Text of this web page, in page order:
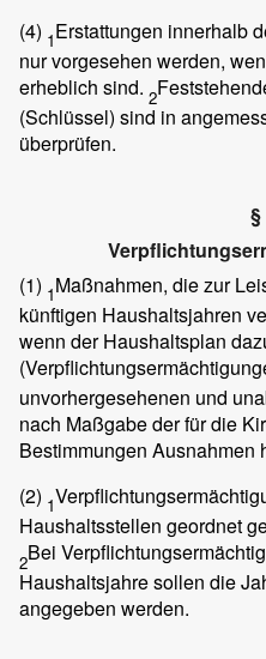
(4) 1Erstattungen innerhalb
nur vorgesehen werden,
erheblich sind. 2
(Schlüssel) sind in
überprüfen.
§
(1) 1Maßnahmen, die zur
künftigen Haushaltsjahren
wenn der Haushaltsplan
unvorhergesehenen und
nach Maßgabe der für die
Bestimmungen Ausnahmen
(2) 1
Haushaltsstellen geordnet
2Bei
Haushaltsjahre sollen die
angegeben werden.